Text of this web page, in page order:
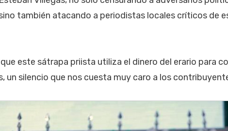
también atacando a periodistas locales críticos de
este sátrapa priista utiliza el dinero del erario para
un silencio que nos cuesta muy caro a los